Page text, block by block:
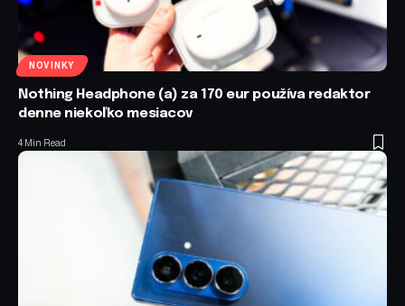
NOVINKY
Nothing Headphone (a) za 170 eur používa redaktor
denne niekoľko mesiacov
4 Min Read